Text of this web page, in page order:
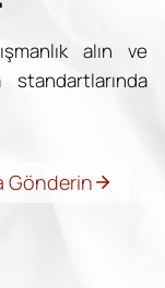
alın ve
Gönderin